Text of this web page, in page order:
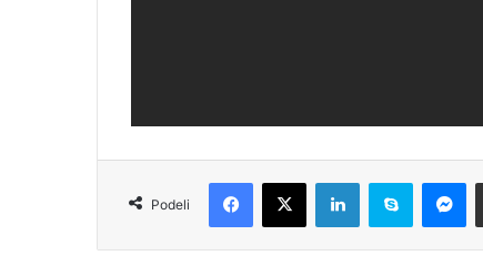
Podeli